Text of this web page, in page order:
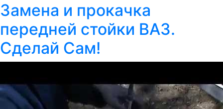
Замена и прокачка
передней стойки ВАЗ.
Сделай Сам!